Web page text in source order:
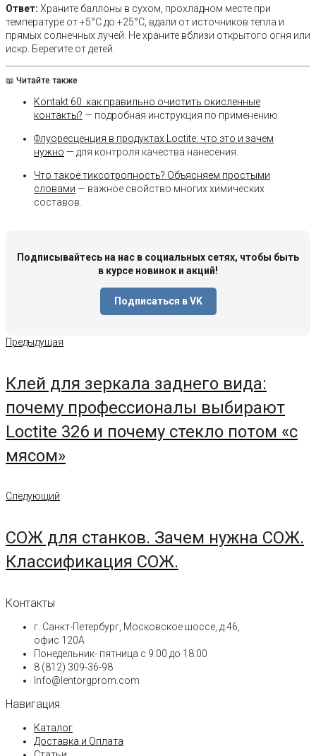
Ответ: Храните баллоны в сухом, прохладном месте при
температуре от +5°C до +25°C, вдали от источников тепла и
прямых солнечных лучей. Не храните вблизи открытого огня или
искр. Берегите от детей.
📖 Читайте также
Kontakt 60: как правильно очистить окисленные
контакты? — подробная инструкция по применению.
Флуоресценция в продуктах Loctite: что это и зачем
нужно — для контроля качества нанесения.
Что такое тиксотропность? Объясняем простыми
словами — важное свойство многих химических
составов.
Подписывайтесь на нас в социальных сетях, чтобы быть
в курсе новинок и акций!
Подписаться в VK
Навигация
Предыдущая
Предыдущая
Клей для зеркала заднего вида:
почему профессионалы выбирают
Loctite 326 и почему стекло потом «с
мясом»
Следующий
Следующий
СОЖ для станков. Зачем нужна СОЖ.
Классификация СОЖ.
Контакты
г. Санкт-Петербург, Московское шоссе, д.46,
офис 120А
Понедельник- пятница с 9:00 до 18:00​
8 (812) 309-36-98
Info@lentorgprom.com
Навигация
Каталог
Доставка и Оплата